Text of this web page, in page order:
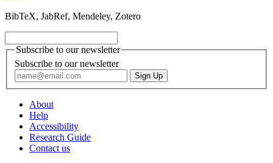
BibTeX, JabRef, Mendeley, Zotero
Subscribe to our newsletter
Subscribe to our newsletter
About
Help
Accessibility
Research Guide
Contact us